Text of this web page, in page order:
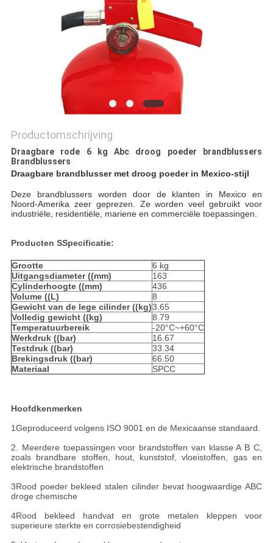
Productomschrijving
Draagbare rode 6 kg Abc droog poeder brandblussers
Brandblussers
Draagbare brandblusser met droog poeder in Mexico-stijl
Deze brandblussers worden door de klanten in Mexico en
Noord-Amerika zeer geprezen. Ze worden veel gebruikt voor
industriële, residentiële, mariene en commerciële toepassingen.
Producten SSpecificatie:
Grootte
6 kg
Uitgangsdiameter ((mm)
163
Cylinderhoogte ((mm)
436
Volume ((L)
8
Gewicht van de lege cilinder ((kg)3.65
Volledig gewicht ((kg)
8.79
Temperatuurbereik
-20°C~+60°C
Werkdruk ((bar)
16.67
Testdruk ((bar)
33.34
Brekingsdruk ((bar)
66.50
Materiaal
SPCC
Hoofdkenmerken
1Geproduceerd volgens ISO 9001 en de Mexicaanse standaard.
2. Meerdere toepassingen voor brandstoffen van klasse A B C,
zoals brandbare stoffen, hout, kunststof, vloeistoffen, gas en
elektrische brandstoffen
3Rood poeder bekleed stalen cilinder bevat hoogwaardige ABC
droge chemische
4Rood bekleed handvat en grote metalen kleppen voor
superieure sterkte en corrosiebestendigheid